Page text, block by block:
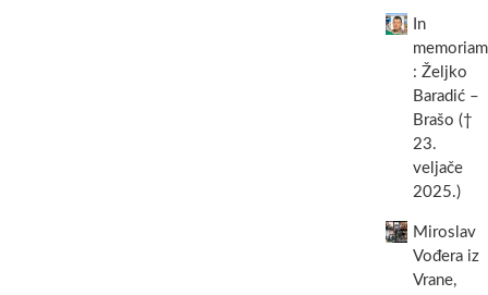
In
memoriam
: Željko
Baradić –
Brašo (†
23.
veljače
2025.)
Miroslav
Vođera iz
Vrane,